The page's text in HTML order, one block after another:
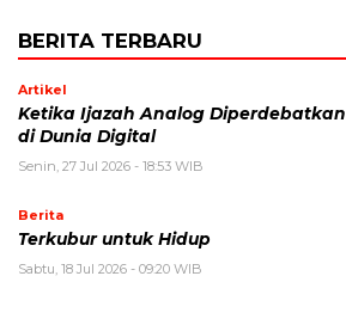
BERITA TERBARU
Artikel
Ketika Ijazah Analog Diperdebatkan
di Dunia Digital
Senin, 27 Jul 2026 - 18:53 WIB
Berita
Terkubur untuk Hidup
Sabtu, 18 Jul 2026 - 09:20 WIB